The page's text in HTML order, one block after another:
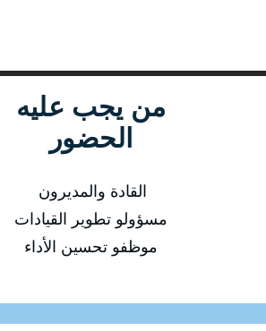
من يجب عليه
الحضور
القادة والمديرون
مسؤولو تطوير القيادات
موظفو تحسين الأداء